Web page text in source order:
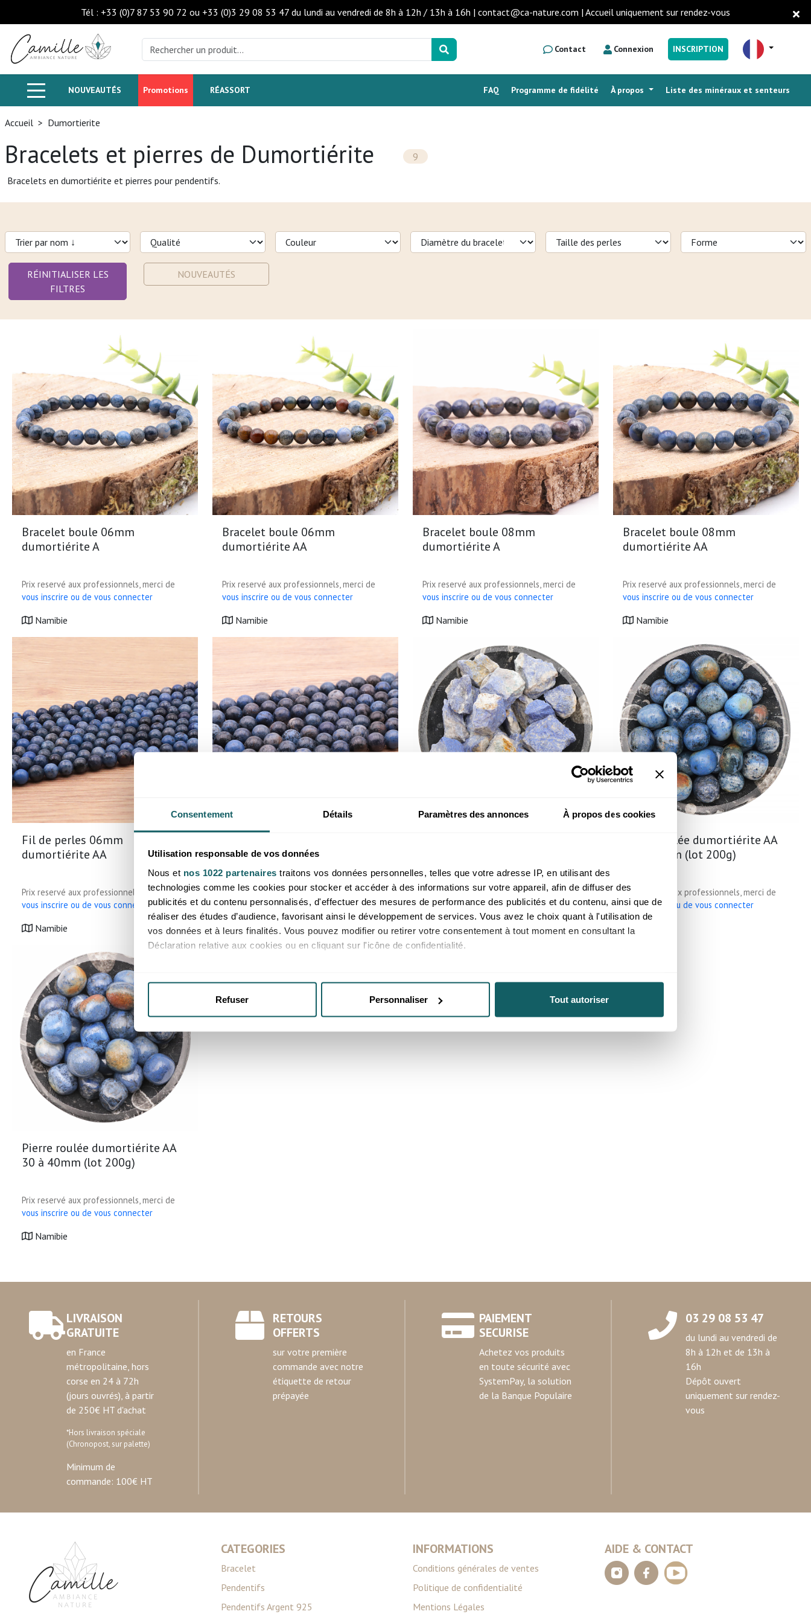
Consentement Détails Paramètres des annonces À propos des cookies
Utilisation responsable de vos données
Nous et nos 1022 partenaires traitons vos données personnelles, telles que votre adresse IP, en utilisant des
technologies comme les cookies pour stocker et accéder à des informations sur votre appareil, afin de diffuser des
publicités et du contenu personnalisés, d'effectuer des mesures de performance des publicités et du contenu, ainsi que de
réaliser des études d’audience, favorisant ainsi le développement de services. Vous avez le choix quant à l'utilisation de
vos données et à leurs finalités. Vous pouvez modifier ou retirer votre consentement à tout moment en consultant la
Déclaration relative aux cookies ou en cliquant sur l'icône de confidentialité.
Identifier votre appareil en l'analysant activement pour en relever les caractéristiques spécifiques (empreintes
digitales).
Pour en savoir plus sur le traitement de vos données personnelles et définir vos préférences, reportez-vous à la
Détails » . Vous pouvez modifier ou retirer votre consentement à tout moment à partir de la déclaration sur les cookies.
Les cookies nous permettent de personnaliser le contenu et les annonces, d'offrir des fonctionnalités relatives aux médias
sociaux et d'analyser notre trafic. Nous partageons également des informations sur l'utilisation de notre site avec nos
partenaires de médias sociaux, de publicité et d'analyse, qui peuvent combiner celles-ci avec d'autres informations que
Refuser Personnaliser Tout autoriser
Tél : +33 (0)7 87 53 90 72 ou +33 (0)3 29 08 53 47 du lundi au vendredi de 8h à 12h / 13h à 16h | contact@ca-nature.com | Accueil uniquement sur rendez-vous
Contact Connexion INSCRIPTION
NOUVEAUTÉS Promotions RÉASSORT Liste des minéraux et senteurs
À propos
Programme de fidélité
FAQ
Accueil > Dumortierite
Bracelets et pierres de Dumortiérite
9
Bracelets en dumortiérite et pierres pour pendentifs.
RÉINITIALISER LES
FILTRES
NOUVEAUTÉS
Bracelet boule 06mm
dumortiérite A
Prix reservé aux professionnels, merci de
vous inscrire ou de vous connecter
Namibie
Bracelet boule 06mm
dumortiérite AA
Prix reservé aux professionnels, merci de
vous inscrire ou de vous connecter
Namibie
Bracelet boule 08mm
dumortiérite A
Prix reservé aux professionnels, merci de
vous inscrire ou de vous connecter
Namibie
Bracelet boule 08mm
dumortiérite AA
Prix reservé aux professionnels, merci de
vous inscrire ou de vous connecter
Namibie
Fil de perles 06mm
dumortiérite AA
Prix reservé aux professionnels, merci de
vous inscrire ou de vous connecter
Namibie
dumortiérite AA
Prix reservé aux professionnels, merci de
vous inscrire ou de vous connecter
Namibie
Prix reservé aux professionnels, merci de
vous inscrire ou de vous connecter
Brésil
Pierre roulée dumortiérite AA
20 à 30mm (lot 200g)
Prix reservé aux professionnels, merci de
vous inscrire ou de vous connecter
Namibie
Pierre roulée dumortiérite AA
30 à 40mm (lot 200g)
Prix reservé aux professionnels, merci de
vous inscrire ou de vous connecter
Namibie
LIVRAISON
GRATUITE
en France
métropolitaine, hors
corse en 24 à 72h
(jours ouvrés), à partir
de 250€ HT d'achat
*Hors livraison spéciale
(Chronopost, sur palette)
Minimum de
commande: 100€ HT
RETOURS
OFFERTS
sur votre première
commande avec notre
étiquette de retour
prépayée
PAIEMENT
SECURISE
Achetez vos produits
en toute sécurité avec
SystemPay, la solution
de la Banque Populaire
03 29 08 53 47
du lundi au vendredi de
8h à 12h et de 13h à
16h
Dépôt ouvert
uniquement sur rendez-
vous
CATEGORIES
Bracelet
Pendentifs
Pendentifs Argent 925
INFORMATIONS
Conditions générales de ventes
Politique de confidentialité
Mentions Légales
AIDE & CONTACT